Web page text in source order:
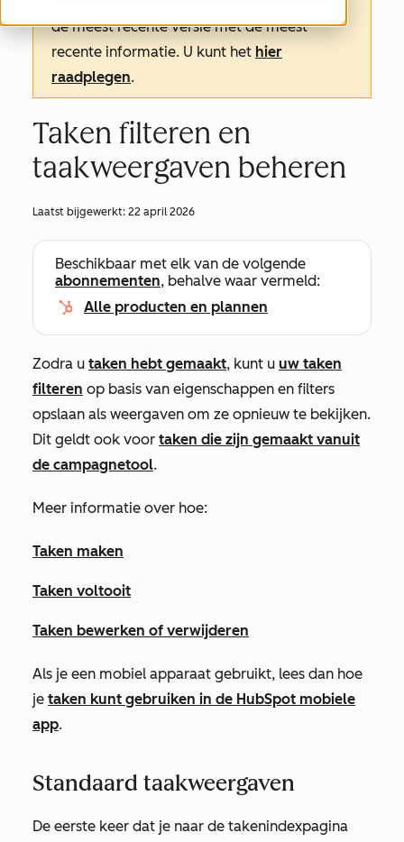
de meest recente versie met de meest
recente informatie. U kunt het hier
raadplegen.
Taken filteren en
taakweergaven beheren
Laatst bijgewerkt: 22 april 2026
Beschikbaar met elk van de volgende
abonnementen, behalve waar vermeld:
Alle producten en plannen
Zodra u taken hebt gemaakt, kunt u uw taken
filteren op basis van eigenschappen en filters
opslaan als weergaven om ze opnieuw te bekijken.
Dit geldt ook voor taken die zijn gemaakt vanuit
de campagnetool.
Meer informatie over hoe:
Taken maken
Taken voltooit
Taken bewerken of verwijderen
Als je een mobiel apparaat gebruikt, lees dan hoe
je taken kunt gebruiken in de HubSpot mobiele
app.
Standaard taakweergaven
De eerste keer dat je naar de takenindexpagina